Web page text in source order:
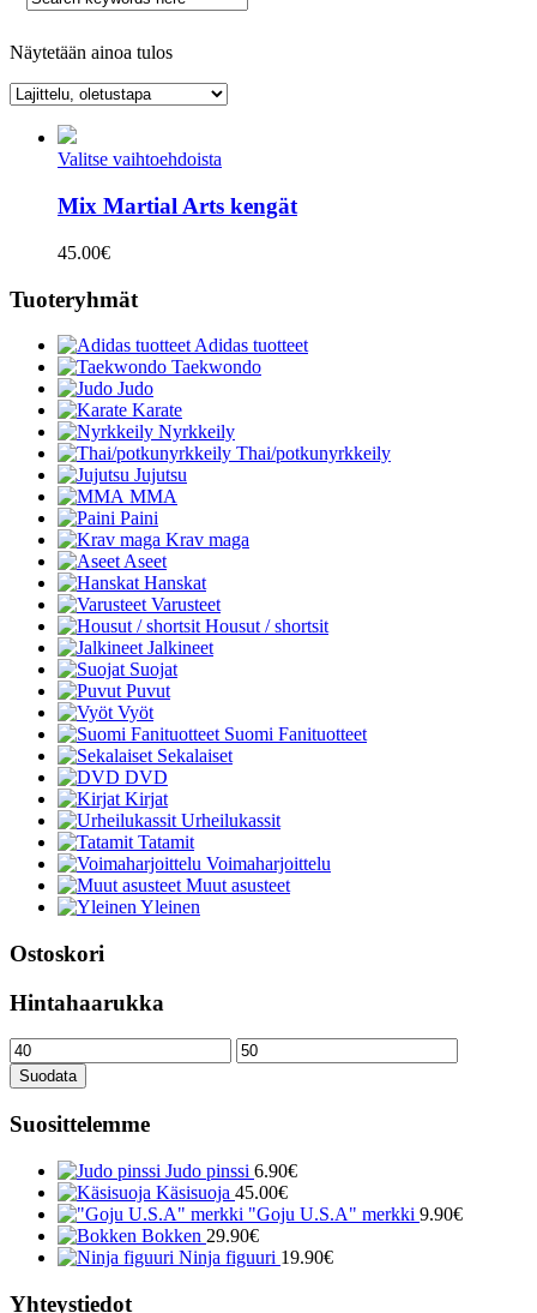
Näytetään ainoa tulos
Valitse vaihtoehdoista
Mix Martial Arts kengät
45.00€
Tuoteryhmät
Adidas tuotteet
Taekwondo
Judo
Karate
Nyrkkeily
Thai/potkunyrkkeily
Jujutsu
MMA
Paini
Krav maga
Aseet
Hanskat
Varusteet
Housut / shortsit
Jalkineet
Suojat
Puvut
Vyöt
Suomi Fanituotteet
Sekalaiset
DVD
Kirjat
Urheilukassit
Tatamit
Voimaharjoittelu
Muut asusteet
Yleinen
Ostoskori
Hintahaarukka
Minimihinta Maksimihinta
Suodata
Suosittelemme
Judo pinssi 6.90€
Käsisuoja 45.00€
"Goju U.S.A" merkki 9.90€
Bokken 29.90€
Ninja figuuri 19.90€
Yhteystiedot